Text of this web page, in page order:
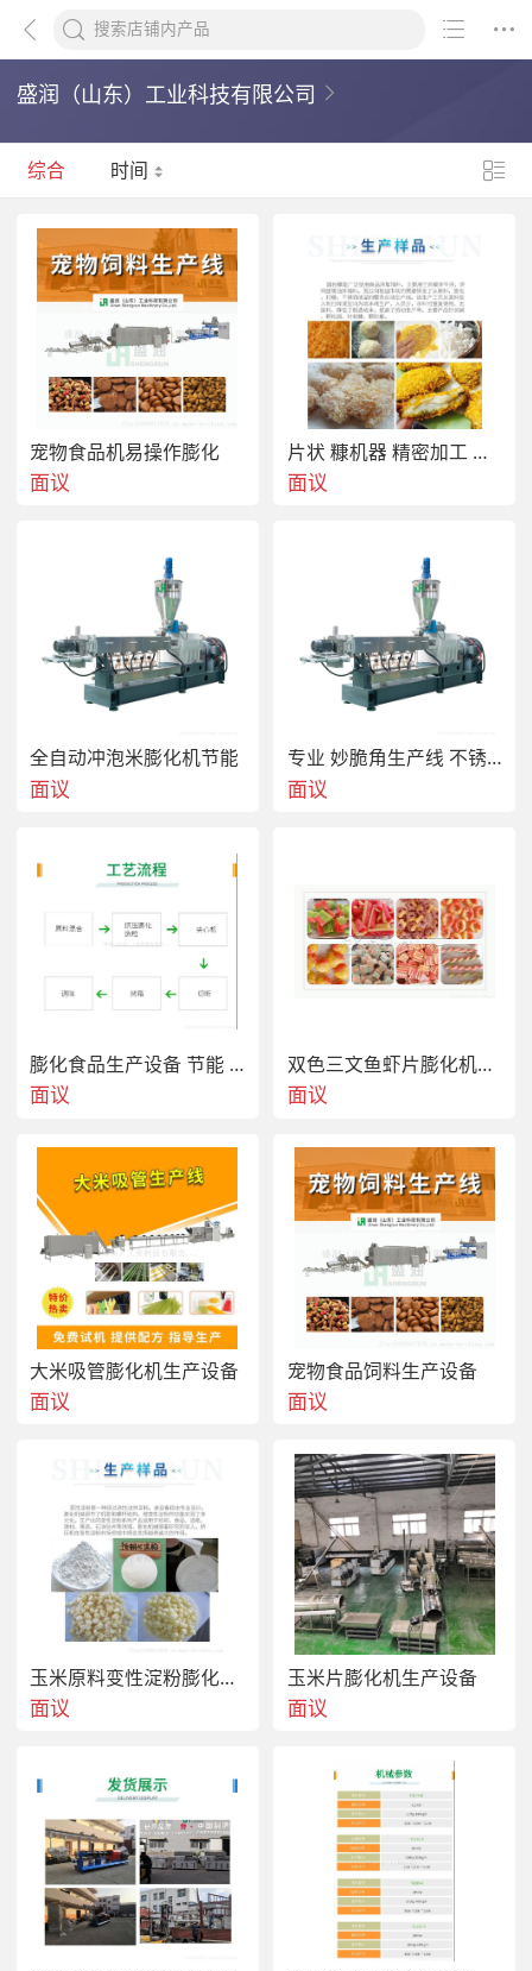
盛润（山东）工业科技有限公司
综合 时间
宠物食品机易操作膨化
面议
片状 糠机器 精密加工 稳定产量输出
面议
全自动冲泡米膨化机节能
面议
专业 妙脆角生产线 不锈钢材质 卫生
面议
膨化食品生产设备 节能 精密设计
面议
双色三文鱼虾片膨化机设备
面议
大米吸管膨化机生产设备
面议
宠物食品饲料生产设备
面议
玉米原料变性淀粉膨化机生产设备
面议
玉米片膨化机生产设备
面议